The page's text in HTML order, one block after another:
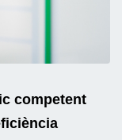
competent